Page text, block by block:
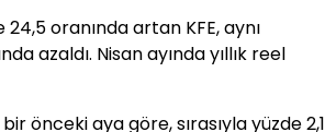
24,5 oranında artan KFE, aynı
azaldı. Nisan ayında yıllık reel
önceki aya göre, sırasıyla yüzde 2,1